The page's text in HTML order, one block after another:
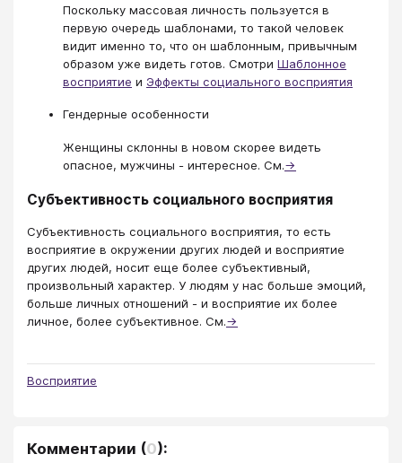
Поскольку массовая личность пользуется в
первую очередь шаблонами, то такой человек
видит именно то, что он шаблонным, привычным
образом уже видеть готов. Смотри Шаблонное
восприятие и Эффекты социального восприятия
Гендерные особенности
Женщины склонны в новом скорее видеть
опасное, мужчины - интересное. См.→
Субъективность социального восприятия
Субъективность социального восприятия, то есть
восприятие в окружении других людей и восприятие
других людей, носит еще более субъективный,
произвольный характер. У людям у нас больше эмоций,
больше личных отношений - и восприятие их более
личное, более субъективное. См.→
Восприятие
Комментарии (0):